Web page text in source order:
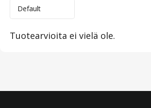
Tuotearvioita ei vielä ole.